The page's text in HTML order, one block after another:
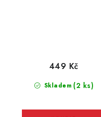
Skladem (2 ks)
449 Kč